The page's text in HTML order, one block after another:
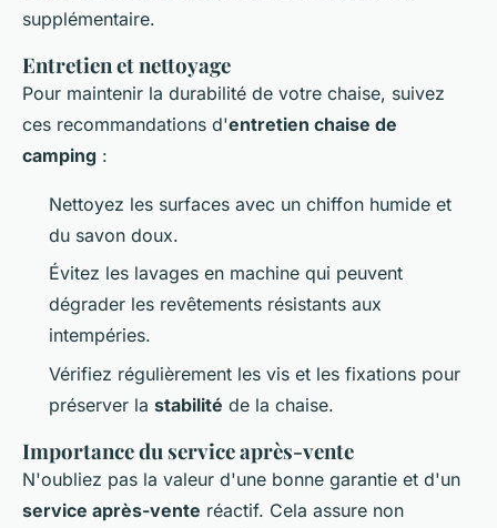
supplémentaire.
Entretien et nettoyage
Pour maintenir la durabilité de votre chaise, suivez
ces recommandations d'entretien chaise de
camping :
Nettoyez les surfaces avec un chiffon humide et
du savon doux.
Évitez les lavages en machine qui peuvent
dégrader les revêtements résistants aux
intempéries.
Vérifiez régulièrement les vis et les fixations pour
préserver la stabilité de la chaise.
Importance du service après-vente
N'oubliez pas la valeur d'une bonne garantie et d'un
service après-vente réactif. Cela assure non